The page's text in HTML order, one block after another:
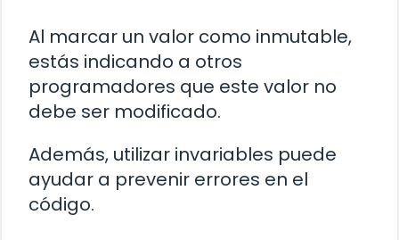
Al marcar un valor como inmutable,
estás indicando a otros
programadores que este valor no
debe ser modificado.
Además, utilizar invariables puede
ayudar a prevenir errores en el
código.